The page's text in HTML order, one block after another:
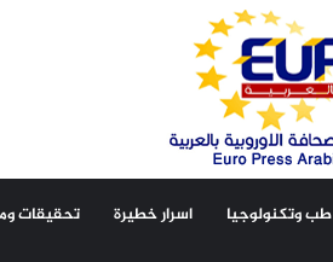
طب وتكنولوجيا اسرار خطيرة تحقيقات